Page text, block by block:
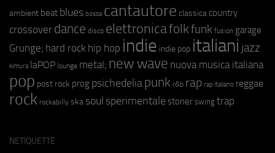
ambient beat blues bossa cantautore classica country
crossover dance disco elettronicafolkfunk fusion garage
Grunge; hard rock hip hop indie indie pop italiani jazz
kimura laPOP lounge metal; new wave nuova musica italiana
pop post rock prog psichedeliapunk r&b rap rap italiano reggae
rock rockabilly ska soul sperimentale stoner swing trap
NETIQUETTE